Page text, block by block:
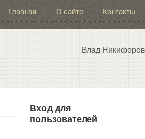
Главная О сайте Контакты
Влад Никифоров
Вход для
пользователей